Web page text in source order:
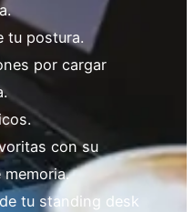
tu postura.
por cargar
con su
tu standing desk